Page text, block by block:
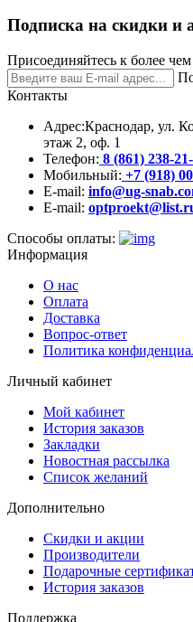
Подписка на скидки и
Присоединяйтесь к более
Контакты
Адрес:Краснодар, ул.
этаж 2, оф. 1
Телефон: 8 (861) 238-
Мобильный: +7 (918)
E-mail: info@ug-
E-mail:
Способы оплаты:
Информация
О нас
Оплата
Доставка
Вопрос-ответ
Политика
Личный кабинет
Мой кабинет
История заказов
Закладки
Новостная рассылка
Список желаний
Дополнительно
Скидки и акции
Производители
Подарочные
История заказов
Поддержка